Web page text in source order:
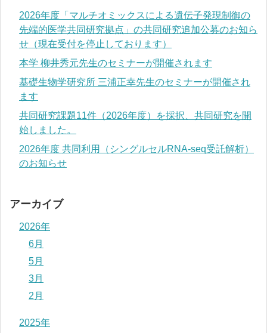
2026年度「マルチオミックスによる遺伝子発現制御の
先端的医学共同研究拠点」の共同研究追加公募のお知ら
せ（現在受付を停止しております）
本学 柳井秀元先生のセミナーが開催されます
基礎生物学研究所 三浦正幸先生のセミナーが開催され
ます
共同研究課題11件（2026年度）を採択、共同研究を開
始しました。
2026年度 共同利用（シングルセルRNA-seq受託解析）
のお知らせ
アーカイブ
2026年
6月
5月
3月
2月
2025年